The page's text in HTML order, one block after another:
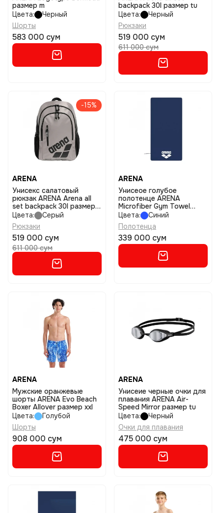
размер m
Цвета:
Черный
Шорты
583 000 сум
backpack 30l размер tu
Цвета:
Черный
Рюкзаки
519 000 сум
611 000 сум
-15%
ARENA
Унисекс салатовый
рюкзак ARENA Arena all
set backpack 30l размер
tu
Цвета:
Серый
Рюкзаки
519 000 сум
611 000 сум
ARENA
Унисеое голубое
полотенце ARENA
Microfiber Gym Towel
размер tu
Цвета:
Синий
Полотенца
339 000 сум
ARENA
Мужские оранжевые
шорты ARENA Evo Beach
Boxer Allover размер xxl
Цвета:
Голубой
Шорты
908 000 сум
ARENA
Унисеие черные очки для
плавания ARENA Air-
Speed Mirror размер tu
Цвета:
Черный
Очки для плавания
475 000 сум